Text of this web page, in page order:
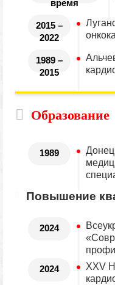
время
2015 –
2022
1989 –
2015
Образование
1989
Повышение
2024
2024
XXV